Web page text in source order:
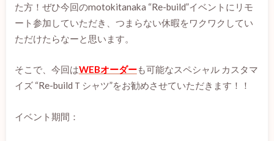
た方！ぜひ今回のmotokitanaka “Re-build”イベントにリモ
ート参加していただき、つまらない休暇をワクワクしてい
ただけたらなーと思います。
そこで、今回はWEBオーダーも可能なスペシャル カスタマ
イズ “Re-buildＴシャツ”をお勧めさせていただきます！！
イベント期間：